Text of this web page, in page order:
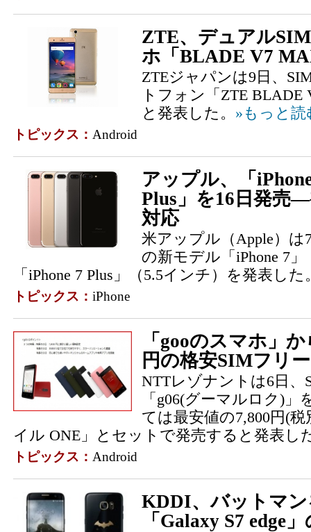
ZTE、デュアル
ホ「BLADE V7
ZTEジャパンは9日、
トフォン「ZTE
と発表した。 »もっと読
トピックス： Android
アップル、「
Plus」を16日発売
対応
米アップル（Apple）
の新モデル「iPhone 7
「iPhone 7 Plus」（5.5インチ）を発表した
トピックス： iPhone
「gooのスマホ」
円の格安SIMフリ
NTTレゾナントは6日
「g06(グーマルロク)
ては最安値の7,800円(
イル ONE」とセットで発売すると発表し
トピックス： Android
KDDI、バットマ
「Galaxy S7 edge